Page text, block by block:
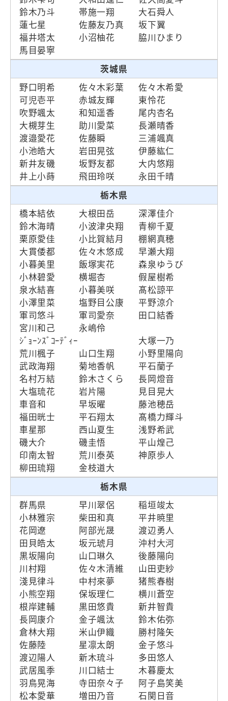
鈴木乃斗
帯施一翔
大石舜人
蓮七星
佐藤友乃真
坂下翼
福井塔太
小沼柚花
脇川ひまり
馬目晏寧
茨城県
野口明希
佐々木彩葉
佐々木希愛
可児壱平
赤城友輝
東怜花
吹野颯太
和知遥香
尾内杏名
大槻芽生
助川愛菜
長瀬晴香
渡邉愛花
佐藤瞬
三浦颯真
小池皓大
岩田晃弦
伊藤紘仁
新井友磯
坂野友都
大内悠翔
井上小蒔
飛田玲咲
永田千晴
栃木県
橋本結依
大根田岳
深澤佳介
鈴木海晴
小波津央翔
青柳千夏
栗原愛佳
小比賀結月
棚網真穂
大貫倭都
佐々木悠成
早瀬大翔
小暮美里
飯塚実花
森泉ゆうび
小林碧愛
横堀杏
假屋樹希
泉水結喜
小暮美咲
髙松諒平
小澤里菜
塩野目公康
平野涼介
軍司悠斗
軍司愛奈
田口結香
宮川和己
永嶋伶
ｼﾞｮｰﾝｽﾞｺｰﾃﾞｨｰ
大塚一乃
荒川楓子
山口生翔
小野里陽向
武政海翔
菊地香帆
平石蘭子
名村万結
鈴木さくら
長岡燈音
大塩琉花
岩片陽
見目晃大
車音和
早坂曜
藤池穂岳
福田晄士
平石翔太
髙橋力輝斗
車星那
西山夏生
浅野希武
磯大介
磯圭悟
平山煌己
印南太智
荒川泰英
神原歩人
柳田琉翔
金枝道大
栃木県
群馬県
早川翠侶
稲垣竣太
小林雅宗
柴田和真
平井暁里
花岡遼
阿部光晟
渡辺勇人
田貝皓太
坂元琥月
沖村大河
黒坂陽向
山口琳久
後藤陽向
川村翔
佐々木清維
山田吏紗
淺見律斗
中村來夢
猪熊春樹
小熊空翔
保坂理仁
横川蒼空
根岸建輔
黒田悠貴
新井智貴
長岡康介
金子颯汰
鈴木佑弥
倉林大翔
米山伊織
勝村隆矢
佐藤陸
星凛太朗
金子悠斗
渡辺陽人
新木琉斗
多田悠人
武居風季
川口結士
木暮慶太
羽鳥晃海
寺田奈々子
阿子島笑美
松本愛華
増田乃音
石関日音